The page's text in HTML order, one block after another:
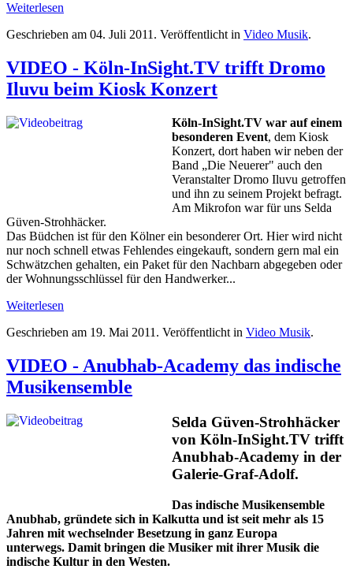
Weiterlesen
Geschrieben am 04. Juli 2011 . Veröffentlicht in Video Musik.
VIDEO - Köln-InSight.TV trifft Dromo
Iluvu beim Kiosk Konzert
Köln-InSight.TV war auf einem
besonderen Event, dem Kiosk
Konzert, dort haben wir neben der
Band „Die Neuerer" auch den
Veranstalter Dromo Iluvu getroffen
und ihn zu seinem Projekt befragt.
Am Mikrofon war für uns Selda
Güven-Strohhäcker.
Das Büdchen ist für den Kölner ein besonderer Ort. Hier wird nicht
nur noch schnell etwas Fehlendes eingekauft, sondern gern mal ein
Schwätzchen gehalten, ein Paket für den Nachbarn abgegeben oder
der Wohnungsschlüssel für den Handwerker...
Weiterlesen
Geschrieben am 19. Mai 2011 . Veröffentlicht in Video Musik.
VIDEO - Anubhab-Academy das indische
Musikensemble
Selda Güven-Strohhäcker
von Köln-InSight.TV trifft
Anubhab-Academy in der
Galerie-Graf-Adolf.
Das indische Musikensemble
Anubhab, gründete sich in Kalkutta und ist seit mehr als 15
Jahren mit wechselnder Besetzung in ganz Europa
unterwegs. Damit bringen die Musiker mit ihrer Musik die
indische Kultur in den Westen.